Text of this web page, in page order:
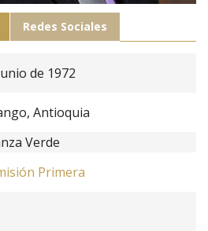
Redes Sociales
de 1972
Antioquia
Verde
Primera